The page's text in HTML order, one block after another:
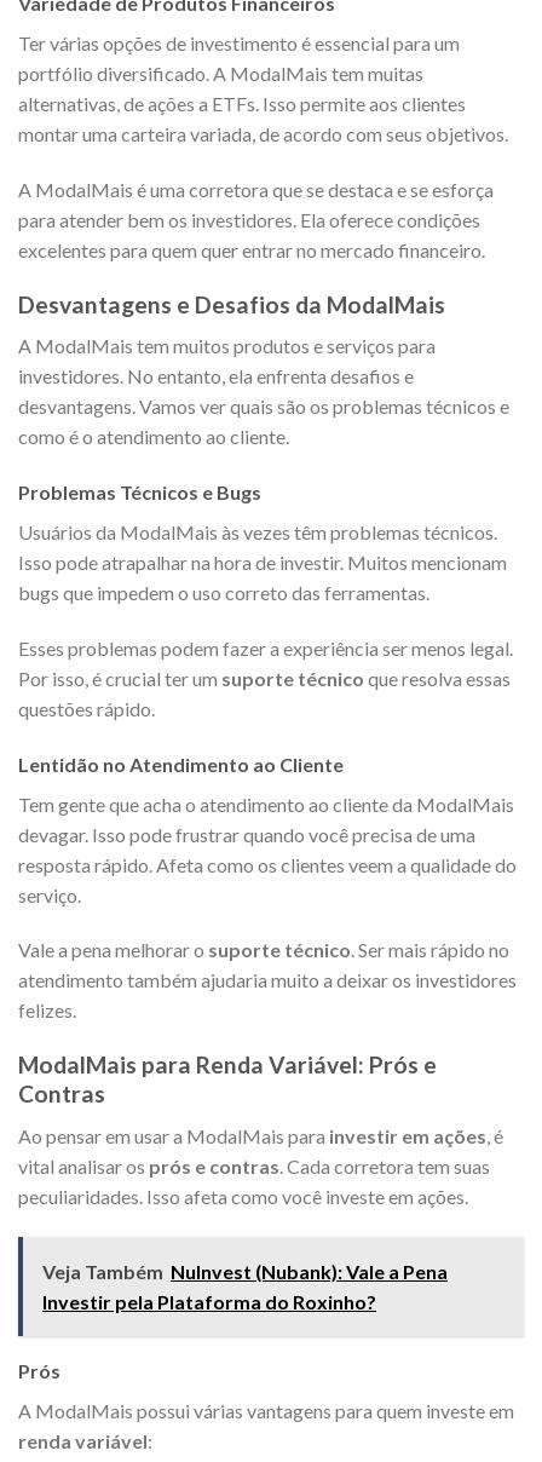
Ter várias opções de investimento é essencial para um
portfólio diversificado. A ModalMais tem muitas
alternativas, de ações a ETFs. Isso permite aos clientes
montar uma carteira variada, de acordo com seus objetivos.
A ModalMais é uma corretora que se destaca e se esforça
para atender bem os investidores. Ela oferece condições
excelentes para quem quer entrar no mercado financeiro.
Desvantagens e Desafios da ModalMais
A ModalMais tem muitos produtos e serviços para
investidores. No entanto, ela enfrenta desafios e
desvantagens. Vamos ver quais são os problemas técnicos e
como é o atendimento ao cliente.
Problemas Técnicos e Bugs
Usuários da ModalMais às vezes têm problemas técnicos.
Isso pode atrapalhar na hora de investir. Muitos mencionam
bugs que impedem o uso correto das ferramentas.
Esses problemas podem fazer a experiência ser menos legal.
Por isso, é crucial ter um suporte técnico que resolva essas
questões rápido.
Lentidão no Atendimento ao Cliente
Tem gente que acha o atendimento ao cliente da ModalMais
devagar. Isso pode frustrar quando você precisa de uma
resposta rápido. Afeta como os clientes veem a qualidade do
serviço.
Vale a pena melhorar o suporte técnico. Ser mais rápido no
atendimento também ajudaria muito a deixar os investidores
felizes.
ModalMais para Renda Variável: Prós e
Contras
Ao pensar em usar a ModalMais para investir em ações, é
vital analisar os prós e contras. Cada corretora tem suas
peculiaridades. Isso afeta como você investe em ações.
Veja Também NuInvest (Nubank): Vale a Pena
Investir pela Plataforma do Roxinho?
Prós
A ModalMais possui várias vantagens para quem investe em
renda variável: